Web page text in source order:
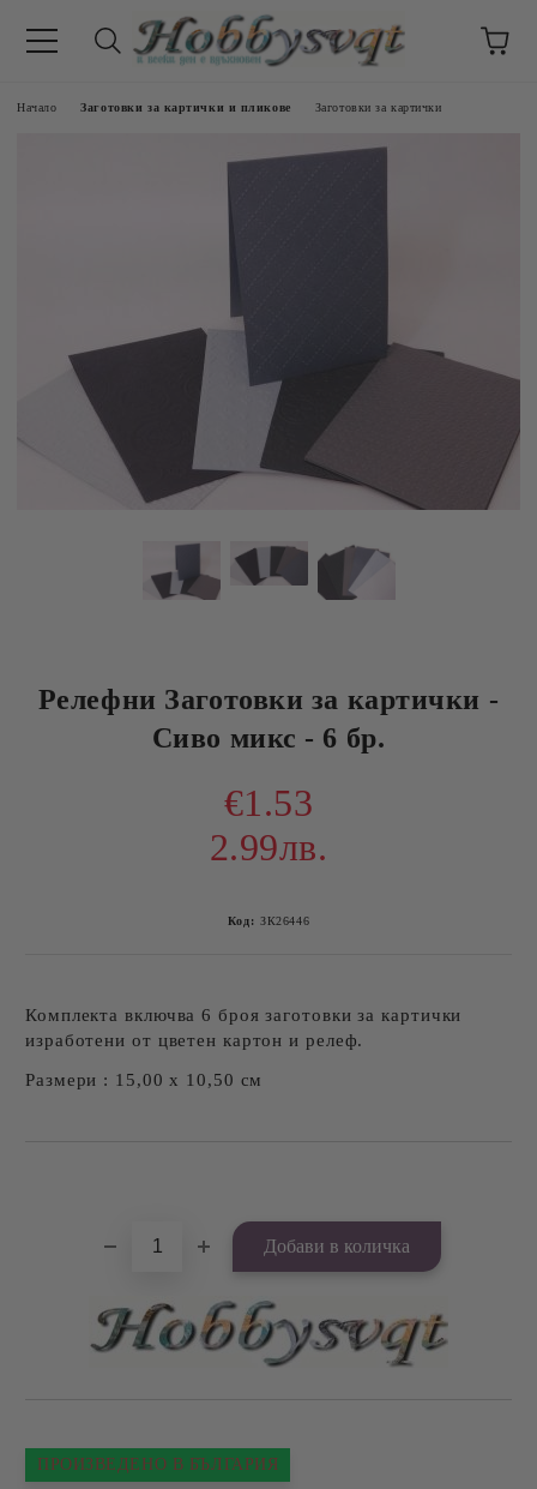
Начало Заготовки за картички и пликове Заготовки за картички
Релефни Заготовки за картички -
Сиво микс - 6 бр.
€1.53
2.99лв.
Код: ЗК26446
Комплекта включва 6 броя заготовки за картички
изработени от цветен картон и релеф.
Размери : 15,00 х 10,50 см
ПРОИЗВЕДЕНО В БЪЛГАРИЯ